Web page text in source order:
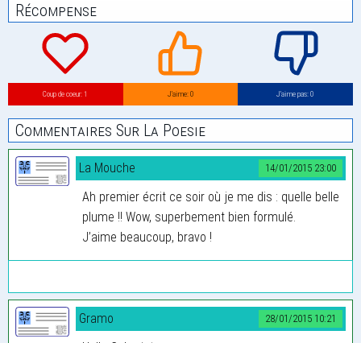
Récompense
Coup de coeur: 1 J’aime: 0 J’aime pas: 0
Commentaires Sur La Poesie
14/01/2015 23:00
La Mouche
Ah premier écrit ce soir où je me dis : quelle belle
plume !! Wow, superbement bien formulé.
J’aime beaucoup, bravo !
28/01/2015 10:21
Gramo